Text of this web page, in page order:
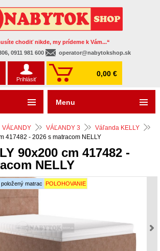
chodiť nikde, my prídeme k Vám...“
0911 981 600
operator@nabytokshop.sk
Prihlásiť
0,00 €
VÁĽANDY VÁĽANDY 3
Váľanda KELLY
417482 - 2026 s matracom NELLY
90x200 cm 417482 -
NELLY
matrac POLOHOVANIE
Menu